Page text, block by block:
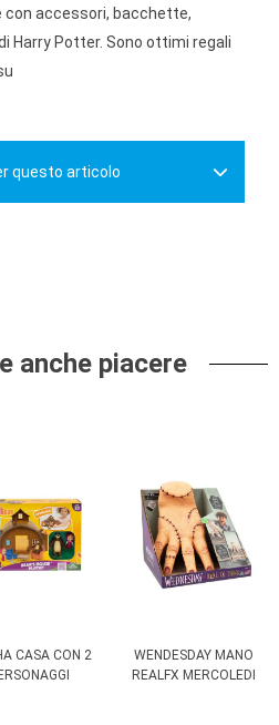
con accessori, bacchette,
Harry Potter. Sono ottimi regali
questo articolo
anche piacere
CASA CON 2
WENDESDAY MANO
REALFX MERCOLEDI